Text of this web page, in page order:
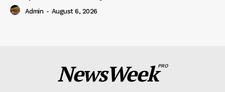
Admin - August 6, 2026
NewsWeekPRO